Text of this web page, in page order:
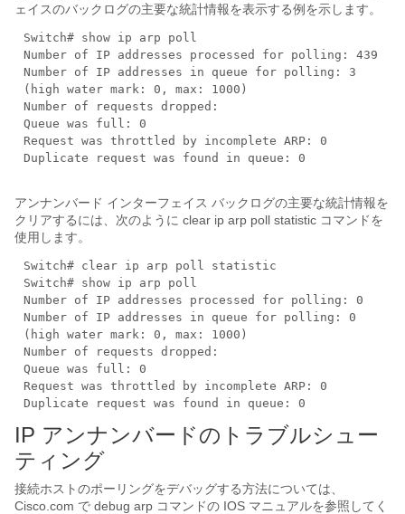
ェイスのバックログの主要な統計情報を表示する例を示します。
Switch# show ip arp poll
Number of IP addresses processed for polling: 439
Number of IP addresses in queue for polling: 3
(high water mark: 0, max: 1000)
Number of requests dropped:
Queue was full: 0
Request was throttled by incomplete ARP: 0
Duplicate request was found in queue: 0
アンナンバード インターフェイス バックログの主要な統計情報を
クリアするには、次のように clear ip arp poll statistic コマンドを
使用します。
Switch# clear ip arp poll statistic
Switch# show ip arp poll
Number of IP addresses processed for polling: 0
Number of IP addresses in queue for polling: 0
(high water mark: 0, max: 1000)
Number of requests dropped:
Queue was full: 0
Request was throttled by incomplete ARP: 0
Duplicate request was found in queue: 0
IP アンナンバードのトラブルシュー
ティング
接続ホストのポーリングをデバッグする方法については、
Cisco.com で debug arp コマンドの IOS マニュアルを参照してく